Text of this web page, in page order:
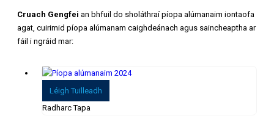
Cruach Gengfei an bhfuil do sholáthraí píopa alúmanaim iontaofa
agat, cuirimid píopa alúmanam caighdeánach agus saincheaptha ar
fáil i ngráid mar:
Léigh Tuilleadh
Radharc Tapa